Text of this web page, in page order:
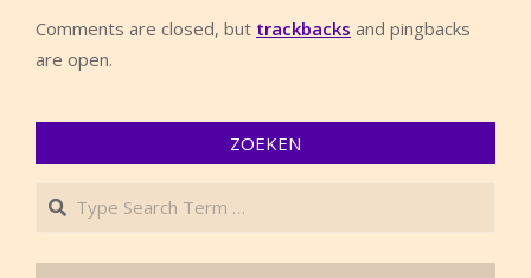
Comments are closed, but trackbacks and pingbacks
are open.
ZOEKEN
Search